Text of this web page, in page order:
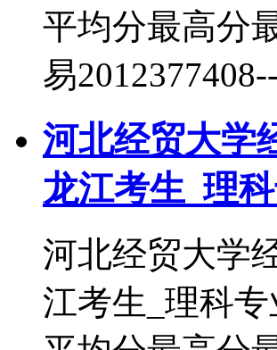
平均分最高分
易
河北经贸大学
龙江考生_理
河北经贸大学
江考生_理科